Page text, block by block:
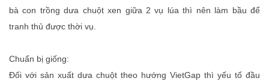
bà con trồng dưa chuột xen giữa 2 vụ lúa thì nên làm bầu để
tranh thủ được thời vụ.
Chuẩn bị giống:
Đối với sản xuất dưa chuột theo hướng VietGap thì yếu tố đầu